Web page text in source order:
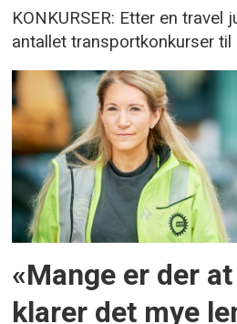
KONKURSER: Etter en travel
antallet transportkonkurser til
«Mange er der
klarer det mye